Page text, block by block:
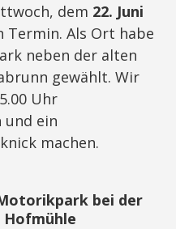
dem 22. Juni
Termin. Als Ort habe
neben der alten
gewählt. Wir
Uhr
und ein
machen.
bei der